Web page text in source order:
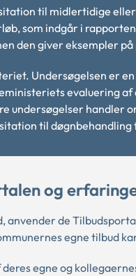
til midlertidige
som indgår i
den giver eksempler på
Undersøgelsen er
evaluering af
undersøgelser handler
til
og
de
egne tilbud
egne og